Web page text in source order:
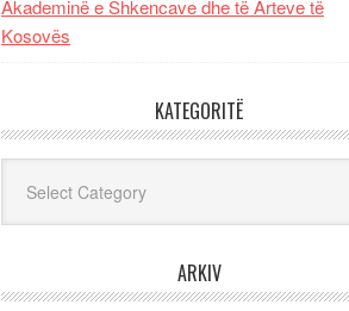
Akademinë e Shkencave dhe të Arteve të
Kosovës
KATEGORITË
ARKIV